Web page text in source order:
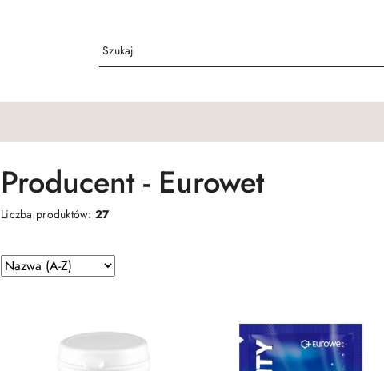
Producent - Eurowet
Liczba produktów:27
Zastosowano
sortowanie:
Sortuj
według